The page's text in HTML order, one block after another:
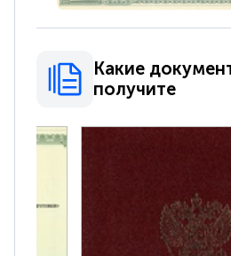
Какие
получите